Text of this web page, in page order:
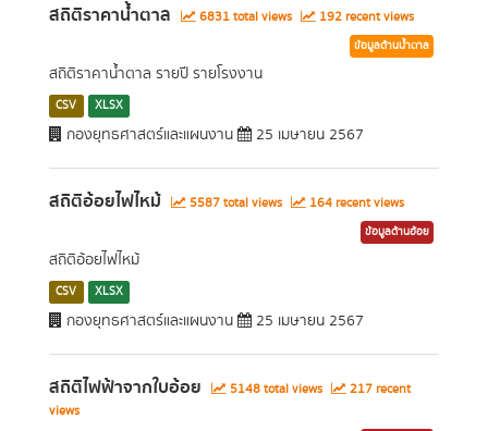
สถิติราคาน้ำตาล 6831 total views 192 recent views
ข้อมูลด้านน้ำตาล
สถิติราคาน้ำตาล รายปี รายโรงงาน
CSV XLSX
กองยุทธศาสตร์และแผนงาน 25 เมษายน 2567
สถิติอ้อยไฟไหม้ 5587 total views 164 recent views
ข้อมูลด้านอ้อย
สถิติอ้อยไฟไหม้
CSV XLSX
กองยุทธศาสตร์และแผนงาน 25 เมษายน 2567
สถิติไฟฟ้าจากใบอ้อย 5148 total views
217 recent
views